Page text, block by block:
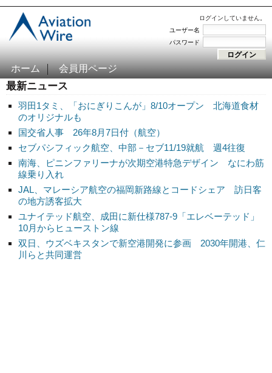
ログインしていません。
ユーザー名
パスワード
ホーム 会員用ページ
最新ニュース
羽田1タミ、「おにぎりこんが」8/10オープン 北海道食材
のオリジナルも
国交省人事 26年8月7日付（航空）
セブパシフィック航空、中部－セブ11/19就航 週4往復
南海、ピニンファリーナが次期空港特急デザイン なにわ筋
線乗り入れ
JAL、マレーシア航空の福岡新路線とコードシェア 訪日客
の地方誘客拡大
ユナイテッド航空、成田に新仕様787-9「エレベーテッド」
10月からヒューストン線
双日、ウズベキスタンで新空港開発に参画 2030年開港、仁
川らと共同運営